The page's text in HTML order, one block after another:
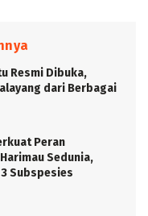
Resmi Dibuka,
dari Berbagai
Peran
Sedunia,
Subspesies